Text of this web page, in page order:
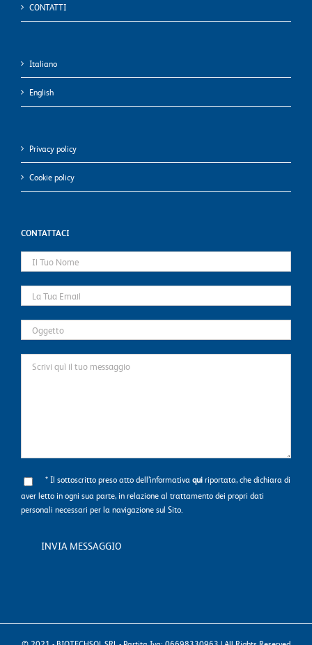
CONTATTI
Italiano
English
Privacy policy
Cookie policy
CONTATTACI
* Il sottoscritto preso atto dell’informativa quiriportata, che dichiara di
aver letto in ogni sua parte, in relazione al trattamento dei propri dati
personali necessari per la navigazione sul Sito.